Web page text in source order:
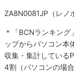
ZA8N0081JP（レノ
＊「BCNランキン
ップからパソコン本
収集・集計している
4割（パソコンの場